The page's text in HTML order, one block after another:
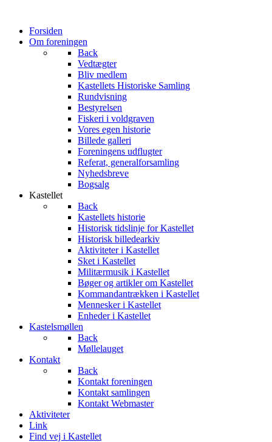
Forsiden
Om foreningen
Back
Vedtægter
Bliv medlem
Kastellets Historiske Samling
Rundvisning
Bestyrelsen
Fiskeri i voldgraven
Vores egen historie
Billede galleri
Foreningens udflugter
Referat, generalforsamling
Nyhedsbreve
Bogsalg
Kastellet
Back
Kastellets historie
Historisk tidslinje for Kastellet
Historisk billedearkiv
Aktiviteter i Kastellet
Sket i Kastellet
Militærmusik i Kastellet
Bøger og artikler om Kastellet
Kommandantrækken i Kastellet
Mennesker i Kastellet
Enheder i Kastellet
Kastelsmøllen
Back
Møllelauget
Kontakt
Back
Kontakt foreningen
Kontakt samlingen
Kontakt Webmaster
Aktiviteter
Link
Find vej i Kastellet